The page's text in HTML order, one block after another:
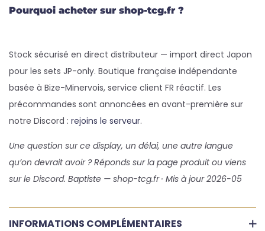
Pourquoi acheter sur shop-tcg.fr ?
Stock sécurisé en direct distributeur — import direct Japon
pour les sets JP-only. Boutique française indépendante
basée à Bize-Minervois, service client FR réactif. Les
précommandes sont annoncées en avant-première sur
notre Discord : rejoins le serveur.
Une question sur ce display, un délai, une autre langue
qu’on devrait avoir ? Réponds sur la page produit ou viens
sur le Discord. Baptiste — shop-tcg.fr · Mis à jour 2026-05
INFORMATIONS COMPLÉMENTAIRES